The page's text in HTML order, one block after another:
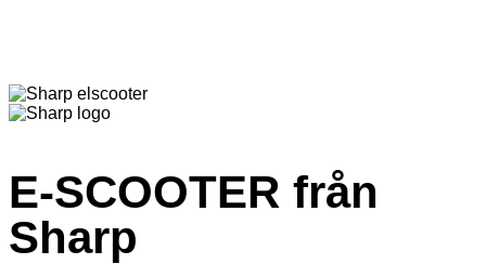
E-SCOOTER från
Sharp